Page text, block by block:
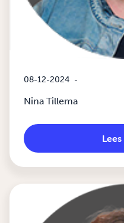
08-12-2024 -
Nina Tillema